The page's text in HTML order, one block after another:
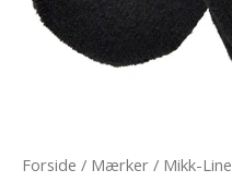
Forside / Mærker / Mikk-Line